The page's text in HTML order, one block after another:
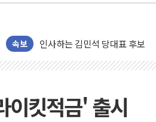
속보
김민석, 2주차 제주·인천 경선
[속보] 민주, 제주·인천 경선 결
[속보] 민주, 인천 경선 결과 발
이번주 국내 주요 금융일정
美, 이란전 출구전략 만지작…공
이킷적금' 출시